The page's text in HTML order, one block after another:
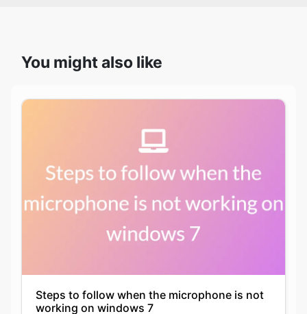
You might also like
Steps to follow when the microphone is not
working on windows 7